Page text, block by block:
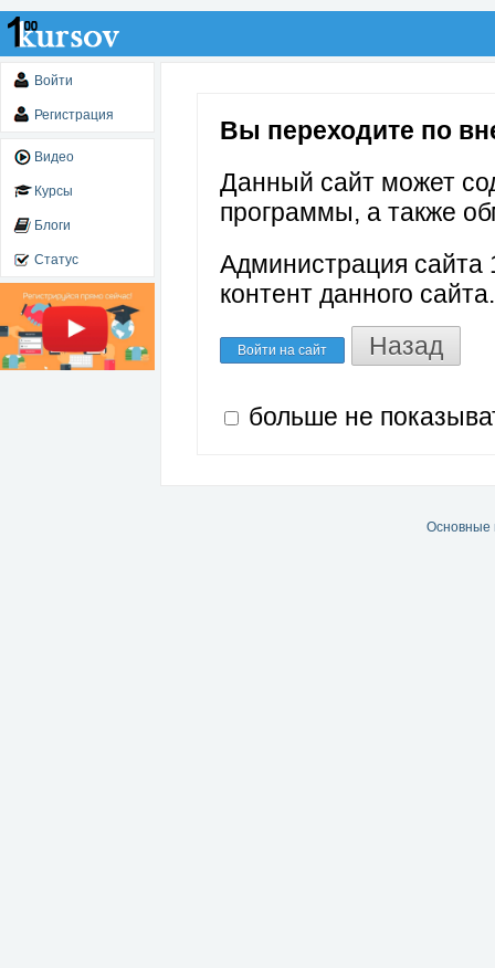
Войти
Регистрация
Видео
Курсы
Блоги
Статус
Вы переходите по
Данный сайт может
программы, а также
Администрация сайта
контент данного сайта.
Войти на сайт Назад
больше не
Основные